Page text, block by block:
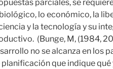
parciales, se
lo económico, la
y la tecnología y su
(Bunge, M, (1984,
no se alcanza en los
planificación que indique